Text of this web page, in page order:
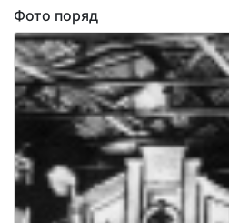
Фото поряд